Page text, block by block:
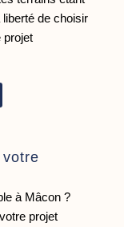
de choisir
projet
à Mâcon ?
projet